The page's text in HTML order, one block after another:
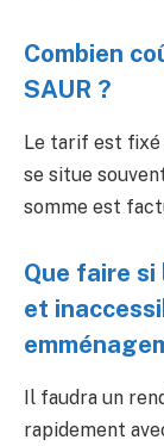
Combien
SAUR ?
Le tarif est
se situe
somme est
Que faire
et
Il faudra un
rapidement